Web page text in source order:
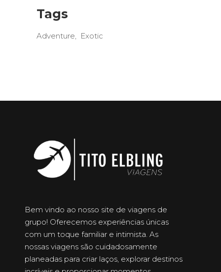
Tags
Adventure Exotic
Bem vindo ao nosso site de viagens de
grupo! Oferecemos experiências únicas
com um toque familiar e intimista. As
nossas viagens são cuidadosamente
planeadas para criar laços, explorar destinos